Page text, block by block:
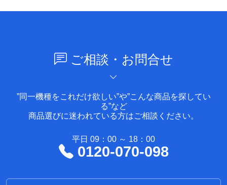
ご相談・お問合せ
”同一機種をこれだけ欲しい”や”こんな商品を探してい
る”など
商品選びに迷われている方はご相談ください。
平日 09：00 ～ 18：00
0120-070-098